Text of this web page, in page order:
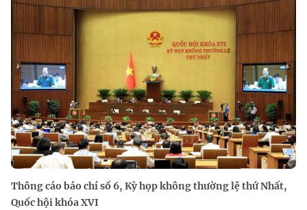
Thông cáo báo chí số 6, Kỳ họp không thường lệ thứ Nhất,
Quốc hội khóa XVI